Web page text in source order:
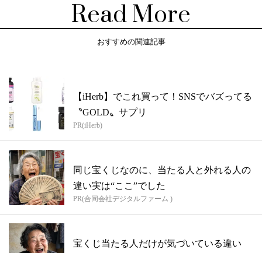
Read More
おすすめの関連記事
【iHerb】でこれ買って！SNSでバズってる
〝GOLD〟サプリ
PR(iHerb)
同じ宝くじなのに、当たる人と外れる人の
違い実は“ここ”でした
PR(合同会社デジタルファーム )
宝くじ当たる人だけが気づいている違い